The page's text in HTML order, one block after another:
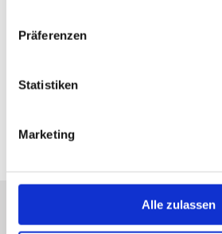
Präferenzen
Statistiken
Marketing
Alle zulassen
direkt zur Website